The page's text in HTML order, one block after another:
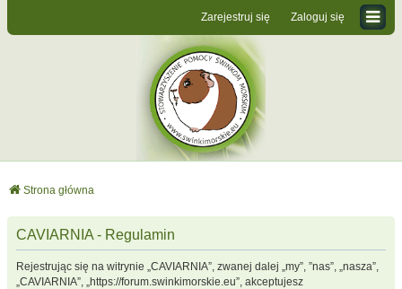
Zaloguj się
Zarejestruj się
Strona główna
CAVIARNIA - Regulamin
Rejestrując się na witrynie „CAVIARNIA”, zwanej dalej „my”, ”nas”, „nasza”,
„CAVIARNIA”, „https://forum.swinkimorskie.eu”, akceptujesz